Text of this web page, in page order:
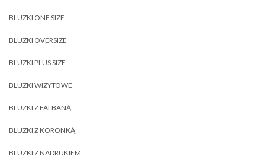
BLUZKI ONE SIZE
BLUZKI OVERSIZE
BLUZKI PLUS SIZE
BLUZKI WIZYTOWE
BLUZKI Z FALBANĄ
BLUZKI Z KORONKĄ
BLUZKI Z NADRUKIEM